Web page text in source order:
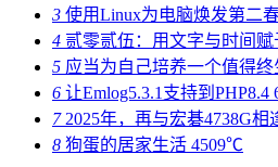
3 使用Linux为电脑焕发第二
4 贰零贰伍：用文字与时间
5 应当为自己培养一个值得
6 让Emlog5.3.1支持到PHP8.4
72025年，再与宏碁4738G相
8 狗蛋的居家生活 4509℃